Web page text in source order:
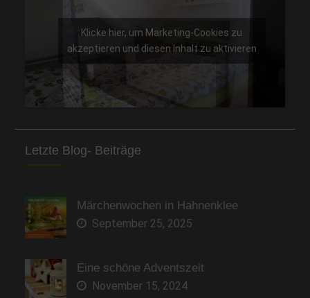
Klicke hier, um Marketing-Cookies zu
akzeptieren und diesen Inhalt zu aktivieren
Letzte Blog- Beiträge
Märchenwochen in Hahnenklee
September 25, 2025
Eine schöne Adventszeit
November 15, 2024